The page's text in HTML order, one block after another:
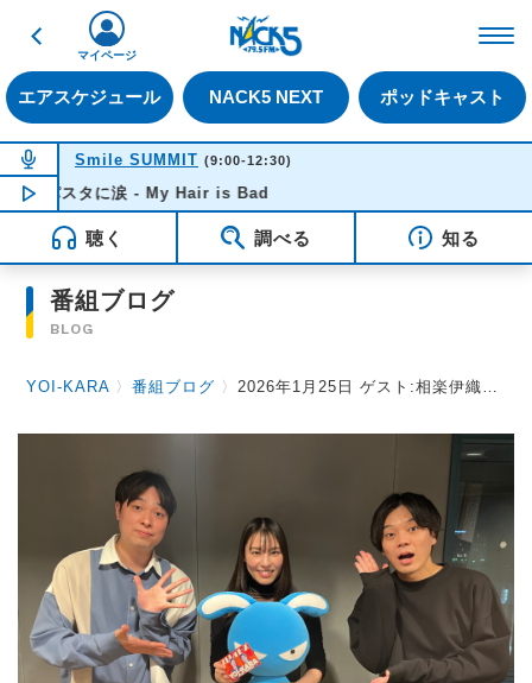
戻る
エアスケジュール NACK5 NEXT ポッドキャスト
マイページ
NOW ON AIR
Smile SUMMIT (9:00-12:30)
NOW PLAYING12:07
パスタに涙 - My Hair is Bad
聴く 調べる 知る
番組ブログ
BLOG
YOI-KARA 〉番組ブログ 〉2026年1月25日 ゲスト:相楽伊織さん